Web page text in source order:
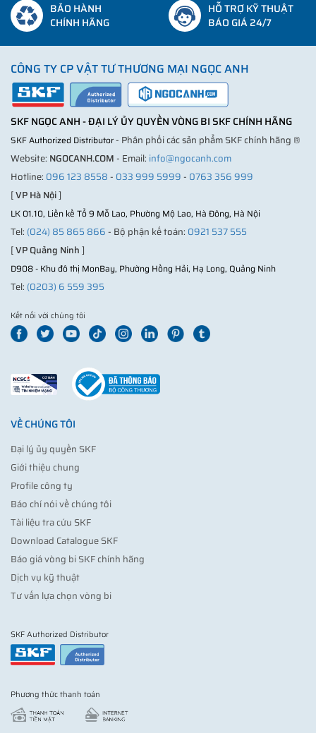
BẢO HÀNH
CHÍNH HÃNG
HỖ TRỢ KỸ THUẬT
BÁO GIÁ 24/7
CÔNG TY CP VẬT TƯ THƯƠNG MẠI NGỌC ANH
SKF NGỌC ANH - ĐẠI LÝ ỦY QUYỀN VÒNG BI SKF CHÍNH HÃNG
SKF Authorized Distributor- Phân phối các sản phẩm SKF chính hãng ®
Website: NGOCANH.COM- Email: info@ngocanh.com
Hotline: 096 123 8558- 033 999 5999- 0763 356 999
[VP Hà Nội]
LK 01.10, Liền kề Tổ 9 Mỗ Lao, Phường Mộ Lao, Hà Đông, Hà Nội
Tel: (024) 85 865 866- Bộ phận kế toán: 0921 537 555
[VP Quảng Ninh]
D908 - Khu đô thị MonBay, Phường Hồng Hải, Hạ Long, Quảng Ninh
Tel: (0203) 6 559 395
Kết nối với chúng tôi
VỀ CHÚNG TÔI
Đại lý ủy quyền SKF
Giới thiệu chung
Profile công ty
Báo chí nói về chúng tôi
Tài liệu tra cứu SKF
Download Catalogue SKF
Báo giá vòng bi SKF chính hãng
Dịch vụ kỹ thuật
Tư vấn lựa chọn vòng bi
SKF Authorized Distributor
Phương thức thanh toán